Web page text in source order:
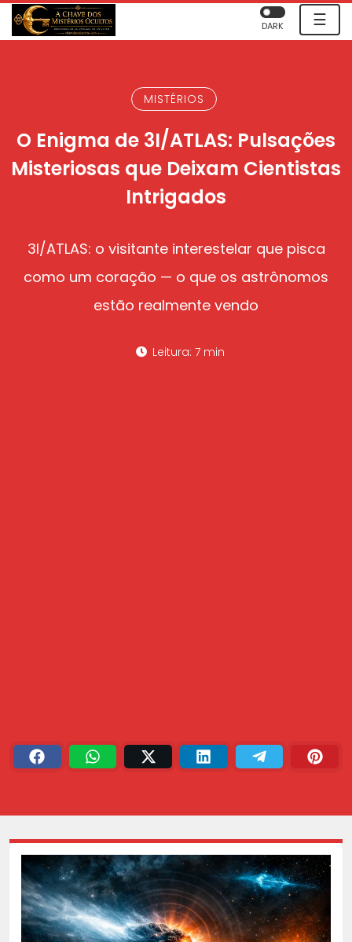
☰
DARK
MISTÉRIOS
O Enigma de 3I/ATLAS: Pulsações
Misteriosas que Deixam Cientistas
Intrigados
3I/ATLAS: o visitante interestelar que pisca
como um coração — o que os astrônomos
estão realmente vendo
Leitura: 7 min